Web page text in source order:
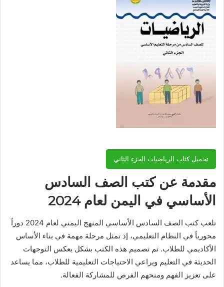
تحميل كتاب الرياضيات الجزء الثاني
مقدمة عن كتب الصف السادس
الأساسي في اليمن لعام 2024
تلعب كتب الصف السادس الأساسي المنهج اليمني لعام 2024 دوراً
محورياً في النظام التعليمي، إذ تمثل مرحلة مهمة في بناء الأساس
الأكاديمي للطلاب. تم تصميم هذه الكتب بشكل يعكس التوجهات
الحديثة في التعليم ويراعي الاحتياجات التعليمية للطلاب، مما يساعد
على تعزيز الفهم ومنحهم الفرص للمشاركة الفعالة.